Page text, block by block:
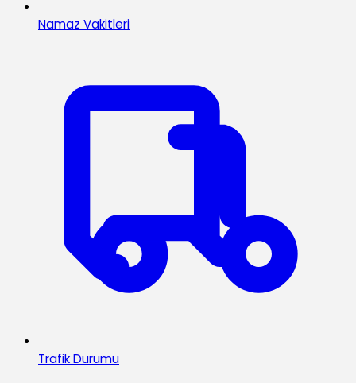
Namaz Vakitleri
Trafik Durumu